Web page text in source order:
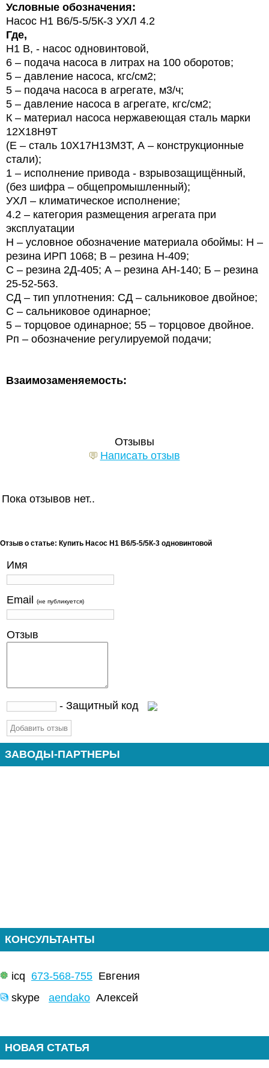
Условные обозначения:
Насос Н1 В6/5-5/5К-3 УХЛ 4.2
Где,
Н1 В, - насос одновинтовой,
6 – подача насоса в литрах на 100 оборотов;
5 – давление насоса, кгс/см2;
5 – подача насоса в агрегате, м3/ч;
5 – давление насоса в агрегате, кгс/см2;
К – материал насоса нержавеющая сталь марки
12Х18Н9Т
(Е – сталь 10Х17Н13М3Т, А – конструкционные
стали);
1 – исполнение привода - взрывозащищённый,
(без шифра – общепромышленный);
УХЛ – климатическое исполнение;
4.2 – категория размещения агрегата при
эксплуатации
Н – условное обозначение материала обоймы: Н –
резина ИРП 1068; В – резина Н-409;
С – резина 2Д-405; А – резина АН-140; Б – резина
25-52-563.
СД – тип уплотнения: СД – сальниковое двойное;
С – сальниковое одинарное;
5 – торцовое одинарное; 55 – торцовое двойное.
Рп – обозначение регулируемой подачи;
Взаимозаменяемость:
Отзывы
Написать отзыв
Пока отзывов нет..
Отзыв о статье: Купить Насос Н1 В6/5-5/5К-3 одновинтовой
Имя
Email (не публикуется)
Отзыв
- Защитный код
ЗАВОДЫ-ПАРТНЕРЫ
КОНСУЛЬТАНТЫ
icq 673-568-755 Евгения
skype aendako Алексей
НОВАЯ СТАТЬЯ